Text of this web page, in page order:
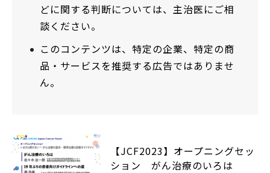
どに関する判断については、主治医にご相
談ください。
このコンテンツは、特定の企業、特定の商
品・サービスを推奨する広告ではありませ
ん。
【JCF2023】オープニングセッ
ション がん治療のいろは